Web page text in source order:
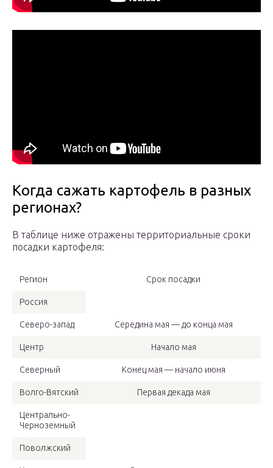
Когда сажать картофель в разных
регионах?
В таблице ниже отражены территориальные сроки
посадки картофеля:
Регион Срок посадки
Россия
Северо-запад Середина мая — до конца мая
Центр Начало мая
Северный Конец мая — начало июня
Волго-Вятский Первая декада мая
Центрально-
Черноземный
Поволжский